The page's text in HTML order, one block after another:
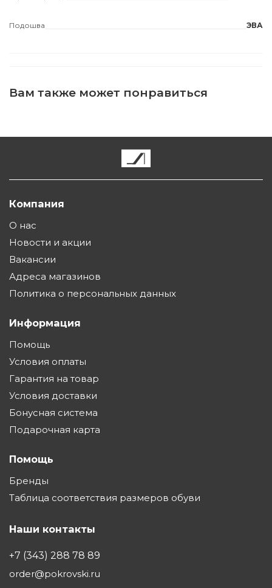
Подошва ЭВА
Вам также может понравиться
Компания
О нас
Новости и акции
Вакансии
Адреса магазинов
Политика о персональных данных
Информация
Помощь
Условия оплаты
Гарантия на товар
Условия доставки
Бонусная система
Подарочная карта
Помощь
Бренды
Таблица соответствия размеров обуви
Наши контакты
+7 (343) 288 78 89
order@pokrovski.ru